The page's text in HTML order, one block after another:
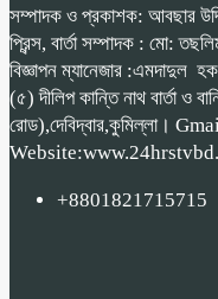
সম্পাদক ও প্রকাশক: আবছার
প্রিন্স, বার্তা সম্পাদক : মো:
বিজ্ঞাপন ম্যানেজার :এমদাদুল
(৫) দীলিপ কান্তি নাথ বার্তা ও
রোড),দেবিদ্বার,কুমিল্লা।
+8801821715715